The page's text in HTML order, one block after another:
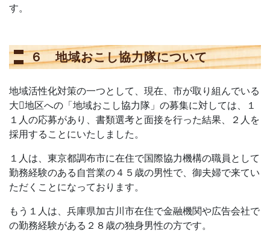
す。
６ 地域おこし協力隊について
地域活性化対策の一つとして、現在、市が取り組んでいる
大地区への「地域おこし協力隊」の募集に対しては、１
１人の応募があり、書類選考と面接を行った結果、２人を
採用することにいたしました。
１人は、東京都調布市に在住で国際協力機構の職員として
勤務経験のある自営業の４５歳の男性で、御夫婦で来てい
ただくことになっております。
もう１人は、兵庫県加古川市在住で金融機関や広告会社で
の勤務経験がある２８歳の独身男性の方です。